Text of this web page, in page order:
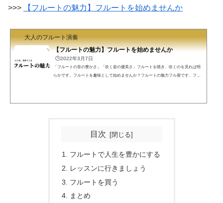
>>> 【フルートの魅力】フルートを始めませんか
大人のフルート演奏
【フルートの魅力】フルートを始めませんか
🕒️2022年3月7日
「フルートの音の豊かさ」「吹く姿の優美さ」フルートを聴き、吹くのを見れば明
らかです。フルートを趣味として始めませんか？フルートの魅力フル屋です。フル
目次
フルートで人生を豊かにする
レッスンに行きましょう
フルートを買う
まとめ